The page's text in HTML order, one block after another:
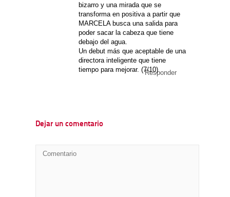
bizarro y una mirada que se
transforma en positiva a partir que
MARCELA busca una salida para
poder sacar la cabeza que tiene
debajo del agua.
Un debut más que aceptable de una
directora inteligente que tiene
tiempo para mejorar. (7/10)Responder
Dejar un comentario